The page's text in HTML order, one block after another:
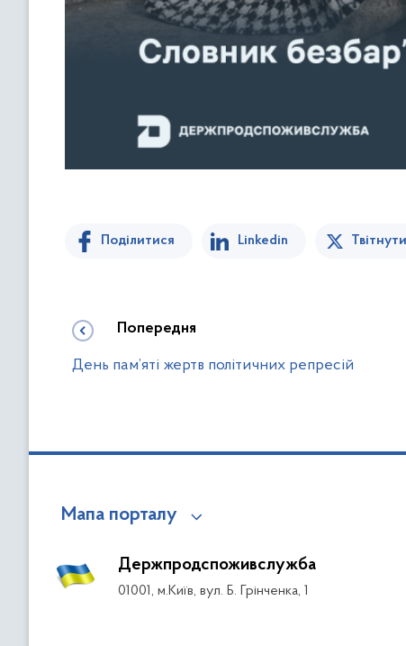
Поділитися Linkedin Твітнути
Попередня
День пам’яті жертв політичних репресій
Мапа порталу
Держпродспоживслужба
01001, м.Київ, вул. Б. Грінченка, 1